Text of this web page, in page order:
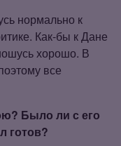
нормально к
Как‑бы к Дане
хорошо. В
все
Было ли с его
готов?